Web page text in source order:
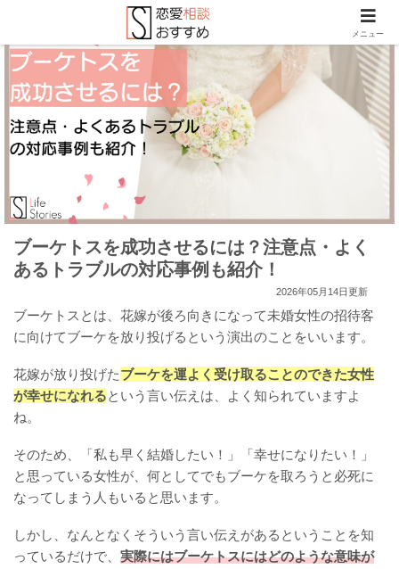
ブーケトスを成功させるには？注意点・よく
あるトラブルの対応事例も紹介！
2026年05月14日更新
ブーケトスとは、花嫁が後ろ向きになって未婚女性の招待客
に向けてブーケを放り投げるという演出のことをいいます。
花嫁が放り投げたブーケを運よく受け取ることのできた女性
が幸せになれるという言い伝えは、よく知られていますよ
ね。
そのため、「私も早く結婚したい！」「幸せになりたい！」
と思っている女性が、何としてでもブーケを取ろうと必死に
なってしまう人もいると思います。
しかし、なんとなくそういう言い伝えがあるということを知
っているだけで、 実際にはブーケトスにはどのような意味が
メニュー